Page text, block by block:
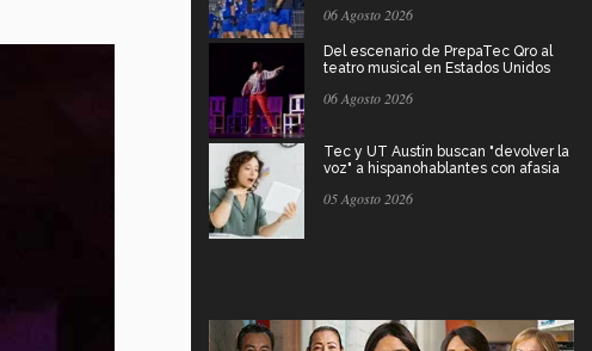
06 Agosto 2026
Del escenario de PrepaTec Qro al
teatro musical en Estados Unidos
06 Agosto 2026
Tec y UT Austin buscan "devolver la
voz" a hispanohablantes con afasia
05 Agosto 2026